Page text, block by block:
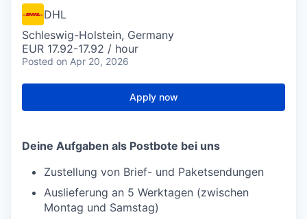
DHL
Schleswig-Holstein, Germany
EUR 17.92-17.92 / hour
Posted on Apr 20, 2026
Apply now
Deine Aufgaben als Postbote bei uns
Zustellung von Brief- und Paketsendungen
Auslieferung an 5 Werktagen (zwischen
Montag und Samstag)